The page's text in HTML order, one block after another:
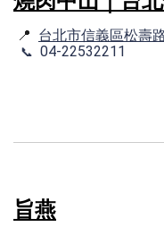
📍 台北市信義區松壽
📞 04-22532211
旨燕